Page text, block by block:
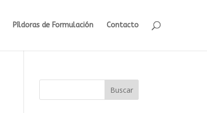
Píldoras de Formulación Contacto
Buscar